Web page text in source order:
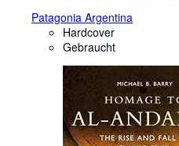
Patagonia Argentina
Hardcover
Gebraucht